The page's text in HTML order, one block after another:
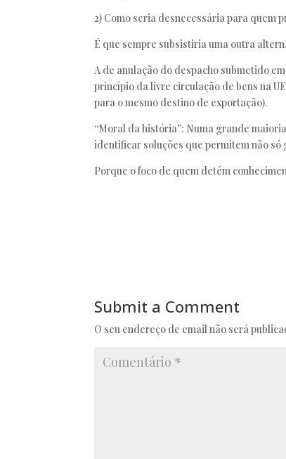
2) Como seria desnecessária para quem
É que sempre subsistiria uma outra
A de anulação do despacho submetido
princípio da livre circulação de bens na
para o mesmo destino de exportação).
“Moral da história”: Numa grande
identificar soluções que permitem não
Porque o foco de quem detém
Submit a Comment
O seu endereço de email não será